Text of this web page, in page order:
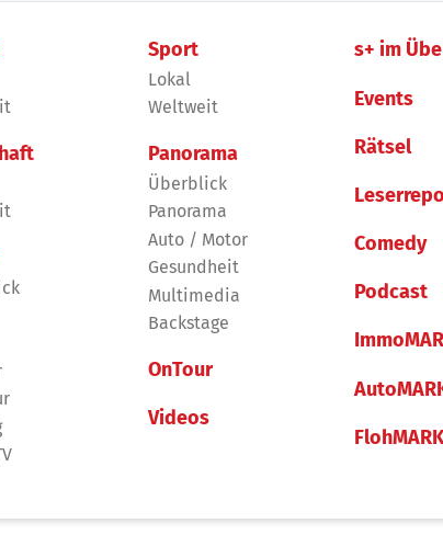
Sport
Lokal
Weltweit
Panorama
Überblick
Panorama
Auto / Motor
Gesundheit
Multimedia
Backstage
OnTour
Videos
s+ im
Events
Rätsel
Comedy
Podcast